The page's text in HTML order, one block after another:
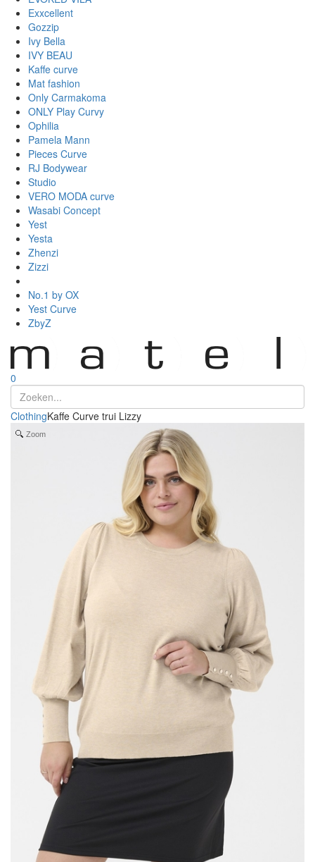
Exxcellent
Gozzip
Ivy Bella
IVY BEAU
Kaffe curve
Mat fashion
Only Carmakoma
ONLY Play Curvy
Ophilia
Pamela Mann
Pieces Curve
RJ Bodywear
Studio
VERO MODA curve
Wasabi Concept
Yest
Yesta
Zhenzi
Zizzi
No.1 by OX
Yest Curve
ZbyZ
0
ClothingKaffe Curve trui Lizzy
Zoom